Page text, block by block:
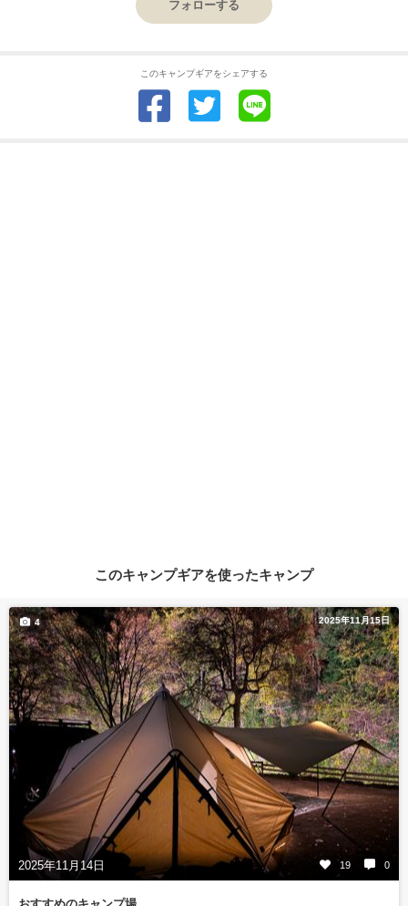
フォローする
このキャンプギアをシェアする
このキャンプギアを使ったキャンプ
2025年11月15日
2025年11月14日 19 0
4